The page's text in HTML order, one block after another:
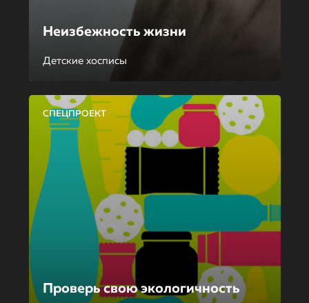
Неизбежность жизни
Детские хосписы
СПЕЦПРОЕКТ
Проверь свою экологичность